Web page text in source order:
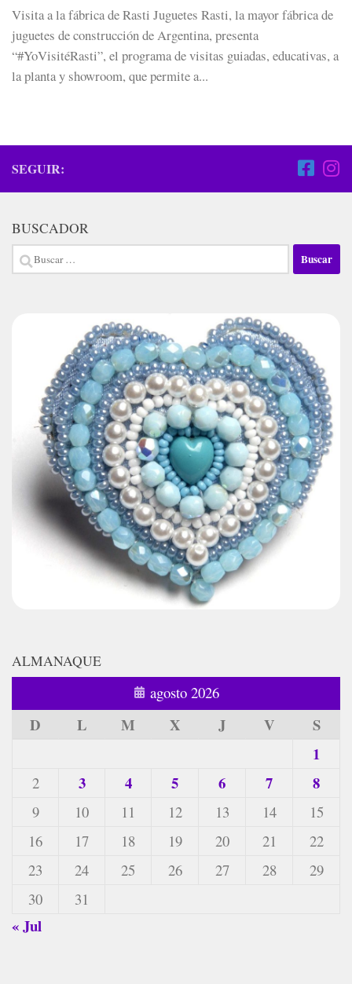
Visita a la fábrica de Rasti Juguetes Rasti, la mayor fábrica de
juguetes de construcción de Argentina, presenta
“#YoVisitéRasti”, el programa de visitas guiadas, educativas, a
la planta y showroom, que permite a...
SEGUIR:
BUSCADOR
Buscar:
ALMANAQUE
agosto 2026
D L M X J V
S
1
2 3 4 5 6 7 8
9 10 11 12 13 14
15
16
17 18 19 20 21
22
23
24 25 26 27 28
29
30
31
« Jul